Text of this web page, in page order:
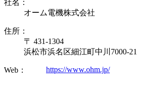
社名：
オーム電機株式会社
住所：
〒 431-1304
浜松市浜名区細江町中川7000-21
Web： https://www.ohm.jp/